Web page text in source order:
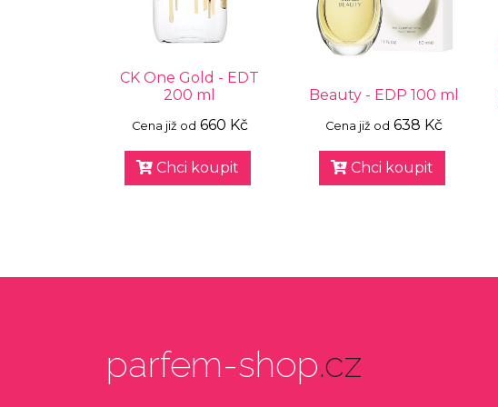
CK One Gold - EDT
200 ml
Cena již od 660 Kč
Chci koupit
Beauty - EDP 100 ml
Cena již od 638 Kč
Chci koupit
parfem-shop.cz